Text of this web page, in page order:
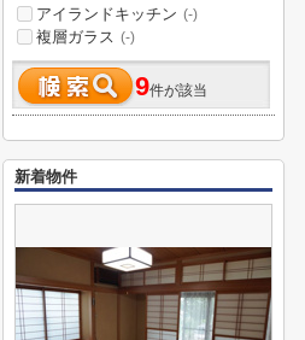
アイランドキッチン (-)
複層ガラス (-)
9件が該当
新着物件